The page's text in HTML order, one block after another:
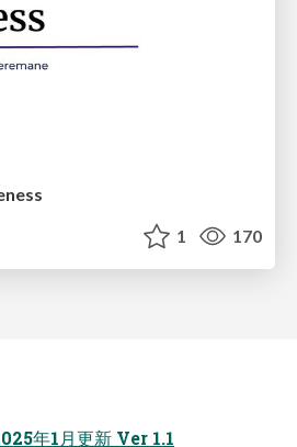
1 170
年1月更新 Ver 1.1